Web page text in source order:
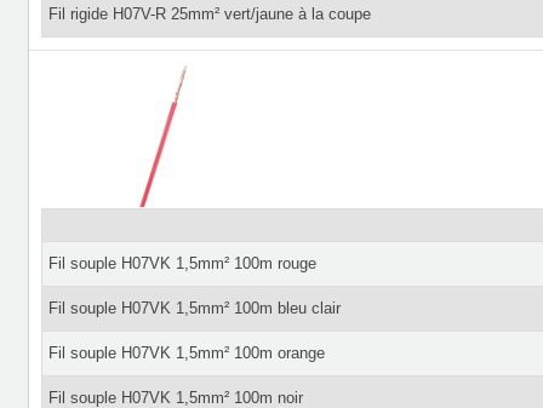
Fil rigide H07V-R 25mm² vert/jaune à la coupe
Fil souple H07VK 1,5mm² 100m rouge
Fil souple H07VK 1,5mm² 100m bleu clair
Fil souple H07VK 1,5mm² 100m orange
Fil souple H07VK 1,5mm² 100m noir